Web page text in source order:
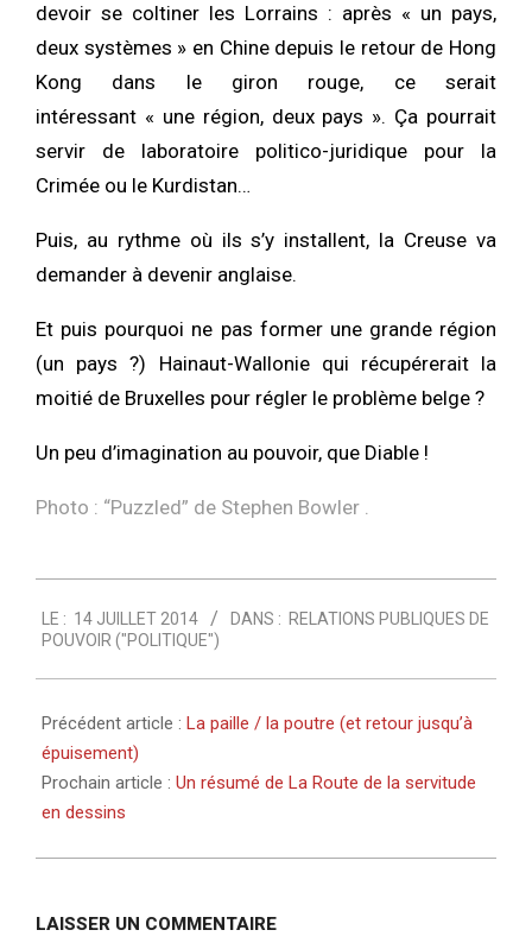
devoir se coltiner les Lorrains : après « un pays,
deux systèmes » en Chine depuis le retour de Hong
Kong dans le giron rouge, ce serait
intéressant « une région, deux pays ». Ça pourrait
servir de laboratoire politico-juridique pour la
Crimée ou le Kurdistan…
Puis, au rythme où ils s’y installent, la Creuse va
demander à devenir anglaise.
Et puis pourquoi ne pas former une grande région
(un pays ?) Hainaut-Wallonie qui récupérerait la
moitié de Bruxelles pour régler le problème belge ?
Un peu d’imagination au pouvoir, que Diable !
Photo : “Puzzled” de Stephen Bowler .
07-
14
LE : 14 JUILLET 2014 DANS : RELATIONS PUBLIQUES DE
POUVOIR ("POLITIQUE")
Précédent article : La paille / la poutre (et retour jusqu’à
épuisement)
Prochain article : Un résumé de La Route de la servitude
en dessins
LAISSER UN COMMENTAIRE